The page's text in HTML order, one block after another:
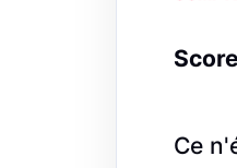
Ce